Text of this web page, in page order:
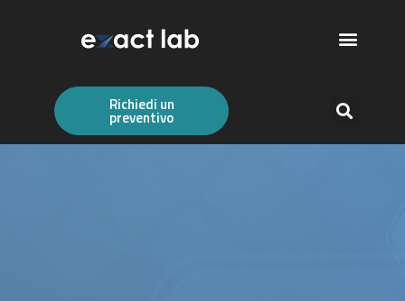
Richiedi un
preventivo